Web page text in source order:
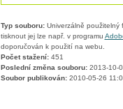
Typ souboru:Univerzálně použitelný
tisknout jej lze např. v programu
doporučován k použití na webu.
Počet stažení:451
Poslední změna souboru:2013-10-
Soubor publikován:2010-05-26